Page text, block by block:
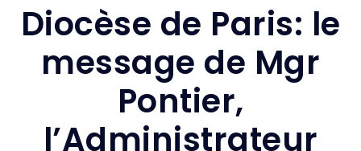
Diocèse de Paris: le
message de Mgr
Pontier,
l’Administrateur